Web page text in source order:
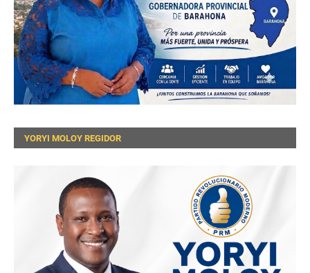
YORYI MOLOY REGIDOR